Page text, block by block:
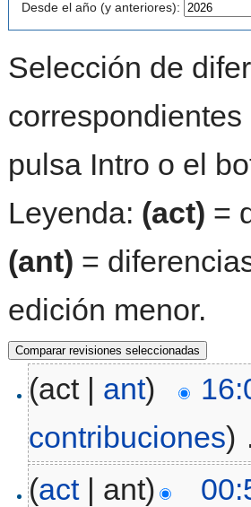
Desde el año (y anteriores):
Selección de
pulsa Intro o el
Leyenda: (act) =
(ant) =
edición menor.
(act | ant)
contribuciones)
(act| ant)